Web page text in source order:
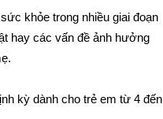
khỏe trong nhiều giai đoạn
hay các vấn đề ảnh hưởng
kỳ dành cho trẻ em từ 4 đến